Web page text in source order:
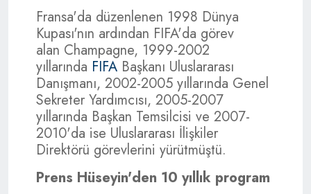
Fransa'da düzenlenen 1998 Dünya
Kupası'nın ardından FIFA'da görev
alan Champagne, 1999-2002
yıllarında FIFA Başkanı Uluslararası
Danışmanı, 2002-2005 yıllarında Genel
Sekreter Yardımcısı, 2005-2007
yıllarında Başkan Temsilcisi ve 2007-
2010'da ise Uluslararası İlişkiler
Direktörü görevlerini yürütmüştü.
Prens Hüseyin'den 10 yıllık program